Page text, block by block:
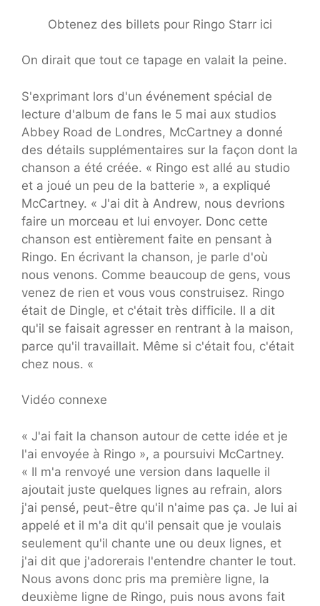
Obtenez des billets pour Ringo Starr ici
On dirait que tout ce tapage en valait la peine.
S'exprimant lors d'un événement spécial de
lecture d'album de fans le 5 mai aux studios
Abbey Road de Londres, McCartney a donné
des détails supplémentaires sur la façon dont la
chanson a été créée. « Ringo est allé au studio
et a joué un peu de la batterie », a expliqué
McCartney. « J'ai dit à Andrew, nous devrions
faire un morceau et lui envoyer. Donc cette
chanson est entièrement faite en pensant à
Ringo. En écrivant la chanson, je parle d'où
nous venons. Comme beaucoup de gens, vous
venez de rien et vous vous construisez. Ringo
était de Dingle, et c'était très difficile. Il a dit
qu'il se faisait agresser en rentrant à la maison,
parce qu'il travaillait. Même si c'était fou, c'était
chez nous. «
Vidéo connexe
« J'ai fait la chanson autour de cette idée et je
l'ai envoyée à Ringo », a poursuivi McCartney.
« Il m'a renvoyé une version dans laquelle il
ajoutait juste quelques lignes au refrain, alors
j'ai pensé, peut-être qu'il n'aime pas ça. Je lui ai
appelé et il m'a dit qu'il pensait que je voulais
seulement qu'il chante une ou deux lignes, et
j'ai dit que j'adorerais l'entendre chanter le tout.
Nous avons donc pris ma première ligne, la
deuxième ligne de Ringo, puis nous avons fait